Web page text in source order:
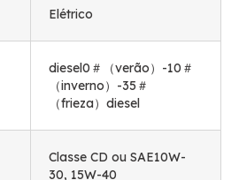
Elétrico
diesel0＃（verão）-10＃
（inverno）-35＃
（frieza）diesel
Classe CD ou SAE10W-
30, 15W-40